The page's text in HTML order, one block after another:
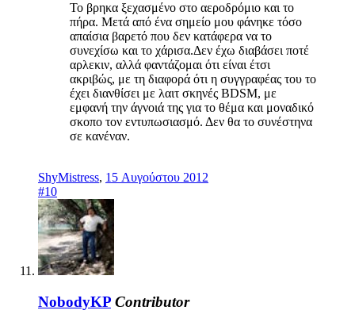
Το βρηκα ξεχασμένο στο αεροδρόμιο και το
πήρα. Μετά από ένα σημείο μου φάνηκε τόσο
απαίσια βαρετό που δεν κατάφερα να το
συνεχίσω και το χάρισα.Δεν έχω διαβάσει ποτέ
αρλεκιν, αλλά φαντάζομαι ότι είναι έτσι
ακριβώς, με τη διαφορά ότι η συγγραφέας του το
έχει διανθίσει με λαιτ σκηνές BDSM, με
εμφανή την άγνοιά της για το θέμα και μοναδικό
σκοπο τον εντυπωσιασμό. Δεν θα το συνέστηνα
σε κανέναν.
ShyMistress, 15 Αυγούστου 2012
#10
NobodyKP Contributor